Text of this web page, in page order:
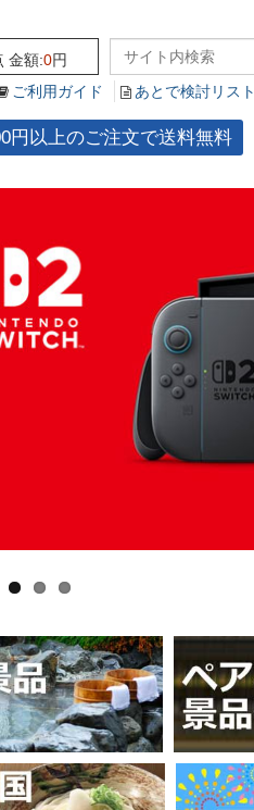
金額:0円
ご利用ガイド あとで検討リスト
円以上のご注文で送料無料